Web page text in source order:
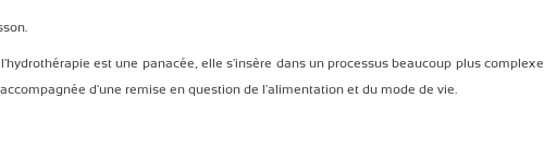
est une panacée, elle s'insère dans un processus beaucoup plus complexe
d'une remise en question de l'alimentation et du mode de vie.